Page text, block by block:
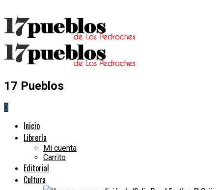
17 Pueblos
0
Inicio
Librería
Mi cuenta
Carrito
Editorial
Cultura